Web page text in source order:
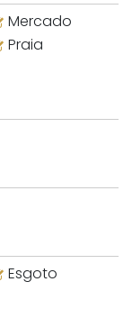
Mercado
Praia
Esgoto